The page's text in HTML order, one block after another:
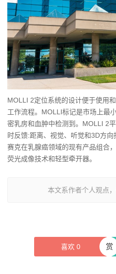
​MOLLI 2定位系统的设计便于使用
工作流程。MOLLI标记是市场上最
密乳房和血肿中检测到。MOLLI 2
时反馈:距离、视觉、听觉和3D方
赛克在乳腺癌领域的现有产品组合
荧光成像技术和轻型牵开器。
本文系作者个人观点
喜欢 0 赏